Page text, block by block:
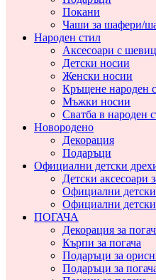
Покани
Чаши за шафери/
Народен стил
Аксесоари с
Детски носии
Женски носии
Кръщене народен
Мъжки носии
Сватба в народен
Новородено
Декорация
Подаръци
Официални детски
Детски аксесоари
Официални
Официални
ПОГАЧА
Декорация за
Кърпи за погача
Подаръци за
Подаръци за